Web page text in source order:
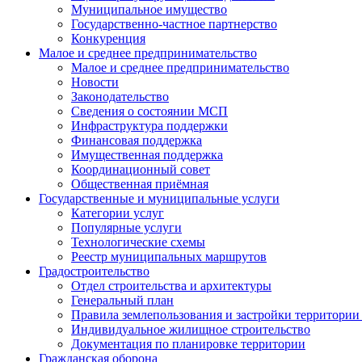
Муниципальное имущество
Государственно-частное партнерство
Конкуренция
Малое и среднее предпринимательство
Малое и среднее предпринимательство
Новости
Законодательство
Сведения о состоянии МСП
Инфраструктура поддержки
Финансовая поддержка
Имущественная поддержка
Координационный совет
Общественная приёмная
Государственные и муниципальные услуги
Категории услуг
Популярные услуги
Технологические схемы
Реестр муниципальных маршрутов
Градостроительство
Отдел строительства и архитектуры
Генеральный план
Правила землепользования и застройки
Индивидуальное жилищное строительство
Документация по планировке территории
Гражданская оборона